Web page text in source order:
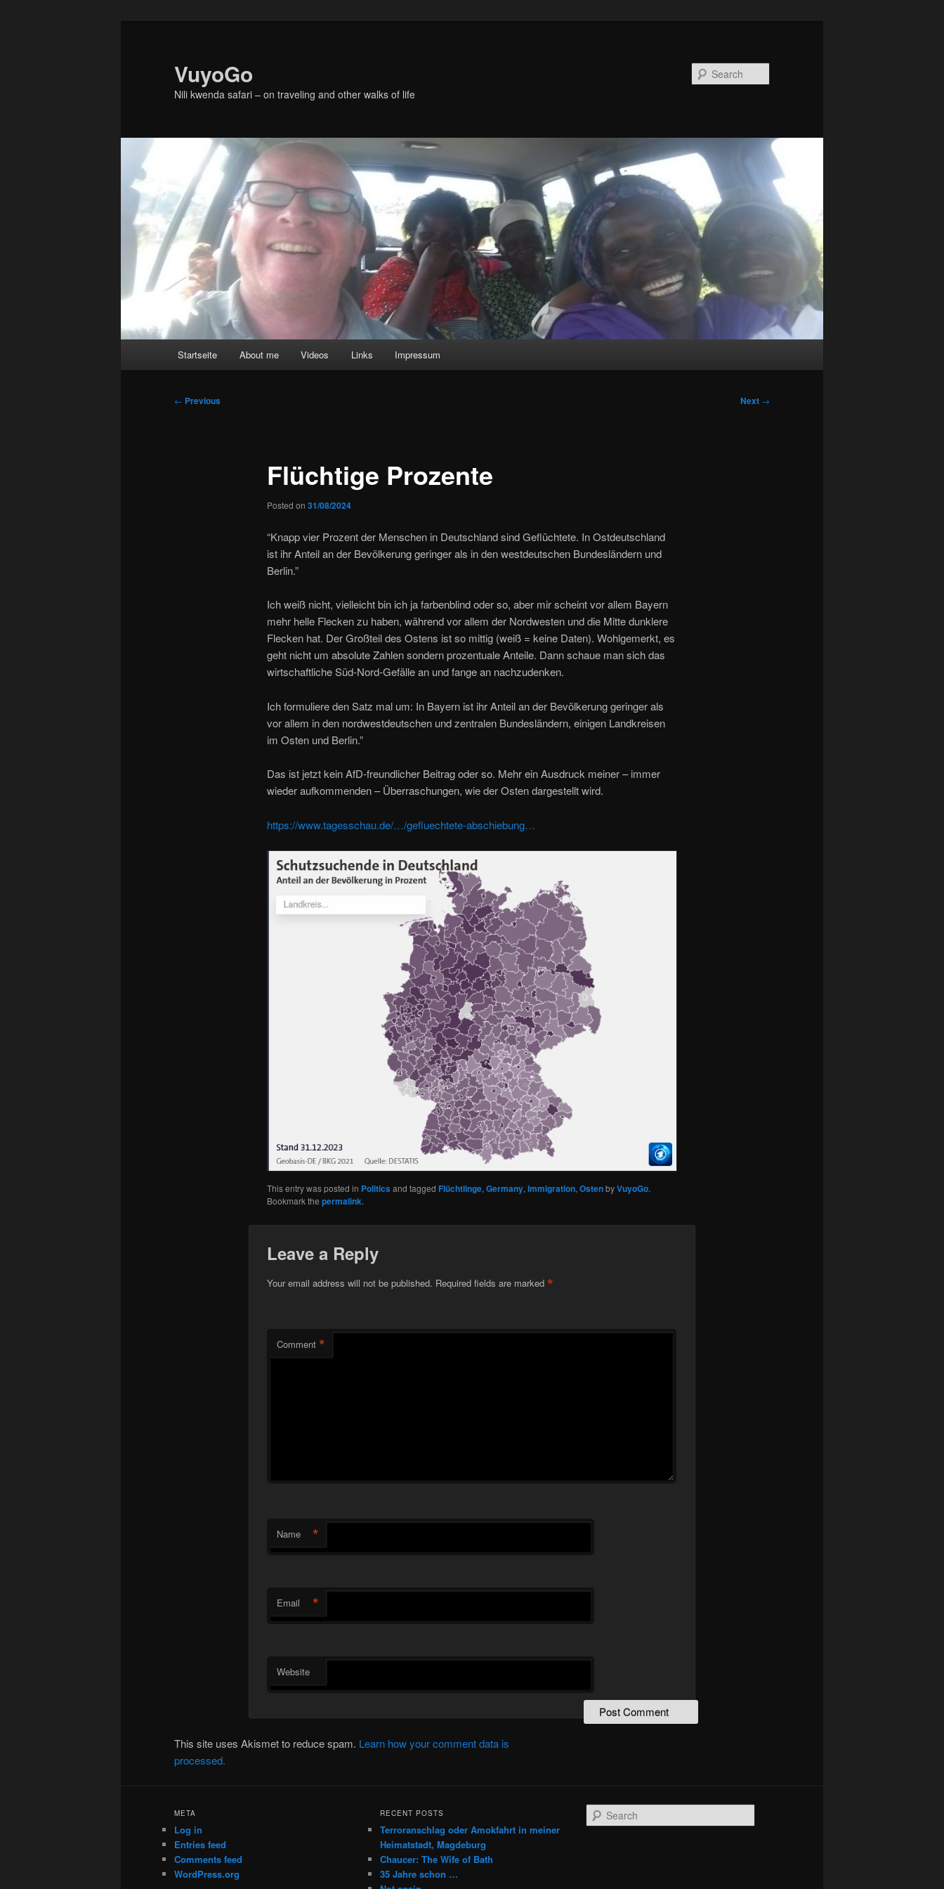
VuyoGo
Nili kwenda safari – on traveling and other walks of life
Startseite About me Videos Links Impressum
Post
← Previous Next →
Flüchtige Prozente
Posted on 31/08/2024
“Knapp vier Prozent der Menschen in Deutschland sind Geflüchtete. In Ostdeutschland
ist ihr Anteil an der Bevölkerung geringer als in den westdeutschen Bundesländern und
Berlin.”
Ich weiß nicht, vielleicht bin ich ja farbenblind oder so, aber mir scheint vor allem Bayern
mehr helle Flecken zu haben, während vor allem der Nordwesten und die Mitte dunklere
Flecken hat. Der Großteil des Ostens ist so mittig (weiß = keine Daten). Wohlgemerkt, es
geht nicht um absolute Zahlensondern prozentuale Anteile. Dann schaue man sich das
wirtschaftliche Süd-Nord-Gefälle an und fange an nachzudenken.
Ich formuliere den Satz mal um: In Bayern ist ihr Anteil an der Bevölkerung geringer als
vor allem in den nordwestdeutschen und zentralen Bundesländern, einigen Landkreisen
im Osten und Berlin.”
Das ist jetzt kein AfD-freundlicher Beitrag oder so. Mehr ein Ausdruck meiner – immer
wieder aufkommenden – Überraschungen, wie der Osten dargestellt wird.
https://www.tagesschau.de/…/gefluechtete-abschiebung…
This entry was posted in Politicsand tagged Flüchtlinge,Germany,Immigration,OstenbyVuyoGo.
Bookmark the permalink.
Leave a Reply
Your email address will not be published. Required fields are marked *
Comment *
Name *
Email *
Website
This site uses Akismet to reduce spam. Learn how your comment data is
processed.
META
Log in
Entries feed
Comments feed
WordPress.org
RECENT POSTS
Terroranschlag oder Amokfahrt in meiner
Heimatstadt, Magdeburg
Chaucer: The Wife of Bath
35 Jahre schon …
e